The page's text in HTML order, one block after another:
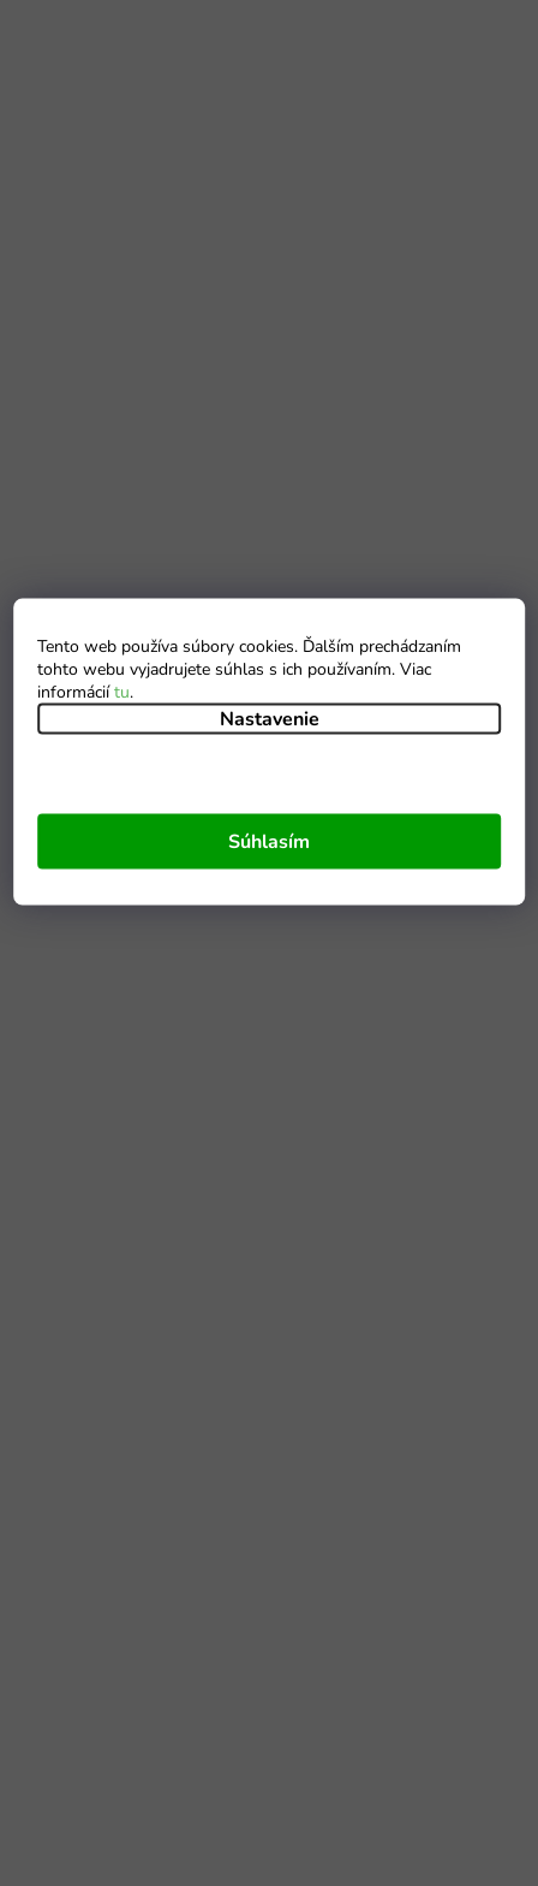
Tento web používa súbory cookies. Ďalším prechádzaním
tohto webu vyjadrujete súhlas s ich používaním. Viac
informáciítu.
Nastavenie
Súhlasím